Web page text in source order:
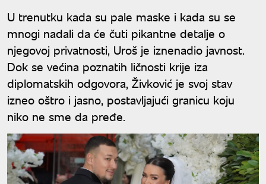
U trenutku kada su pale maske i kada su se
mnogi nadali da će čuti pikantne detalje o
njegovoj privatnosti, Uroš je iznenadio javnost.
Dok se većina poznatih ličnosti krije iza
diplomatskih odgovora, Živković je svoj stav
izneo oštro i jasno, postavljajući granicu koju
niko ne sme da pređe.